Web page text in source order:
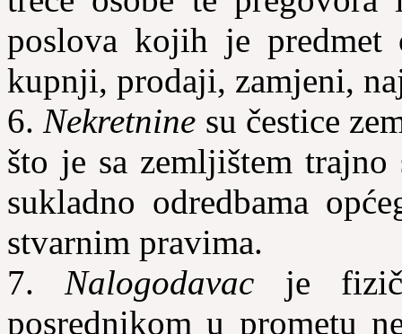
poslova kojih je predmet
kupnji, prodaji, zamjeni,
6. Nekretnine su čestice
što je sa zemljištem
sukladno odredbama
stvarnim pravima.
7. Nalogodavac je
posrednikom u prometu